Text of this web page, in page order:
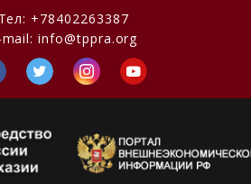
Тел: +78402263387
mail:info@tppra.org